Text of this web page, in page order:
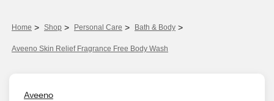
Home > Shop > Personal Care > Bath & Body >
Aveeno Skin Relief Fragrance Free Body Wash
Aveeno